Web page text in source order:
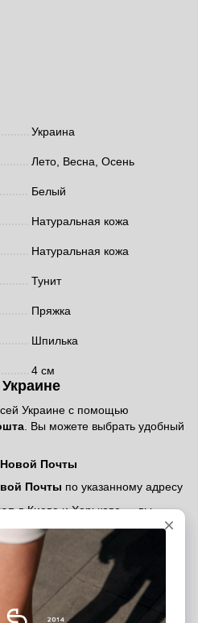
Украина
Лето, Весна, Осень
Белый
Натуральная кожа
Натуральная кожа
Тунит
Пряжка
Шпилька
4 см
Украине с помощью
. Вы можете выбрать удобный
Новой Почты
Почты по указанному адресу
в Киеве и Харькове — вы
в нашем магазине
в течение 2-3 рабочих дней.
тарифам логистической
заказов